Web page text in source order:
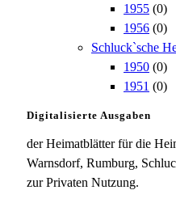
1955 (0)
1956 (0)
Schluck`sche
1950 (0)
1951 (0)
Digitalisierte Ausgaben
der Heimatblätter für die
Warnsdorf, Rumburg,
zur Privaten Nutzung.